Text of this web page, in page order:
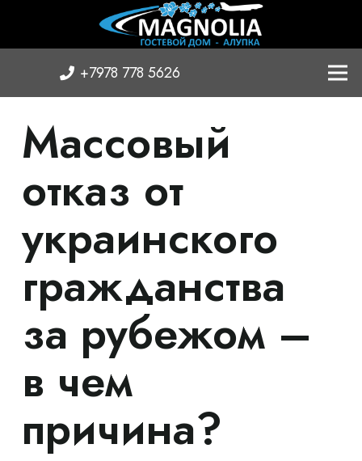
+7978 778 5626
Массовый
отказ от
украинского
гражданства
за рубежом –
в чем
причина?